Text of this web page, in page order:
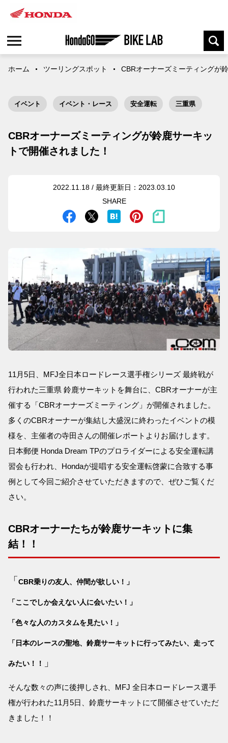
ホーム ツーリングスポット CBRオーナーズミーティングが
イベント イベント・レース 安全運転 三重県
CBRオーナーズミーティングが鈴鹿サーキッ
トで開催されました！
2022.11.18 / 最終更新日：2023.03.10
SHARE
11月5日、MFJ全日本ロードレース選手権シリーズ 最終戦が
行われた三重県 鈴鹿サーキットを舞台に、CBRオーナーが主
催する「CBRオーナーズミーティング」が開催されました。
多くのCBRオーナーが集結し大盛況に終わったイベントの模
様を、主催者の寺田さんの開催レポートよりお届けします。
日本郵便 Honda Dream TPのプロライダーによる安全運転講
習会も行われ、Hondaが提唱する安全運転啓蒙に合致する事
例として今回ご紹介させていただきますので、ぜひご覧くだ
さい。
CBRオーナーたちが鈴鹿サーキットに集
結！！
「 CBR乗りの友人、仲間が欲しい！」
「ここでしか会えない人に会いたい！」
「色々な人のカスタムを見たい！」
「日本のレースの聖地、鈴鹿サーキットに行ってみたい、走って
みたい！！ 」
そんな数々の声に後押しされ、MFJ 全日本ロードレース選手
権が行われた11月5日、鈴鹿サーキットにて開催させていただ
きました！！